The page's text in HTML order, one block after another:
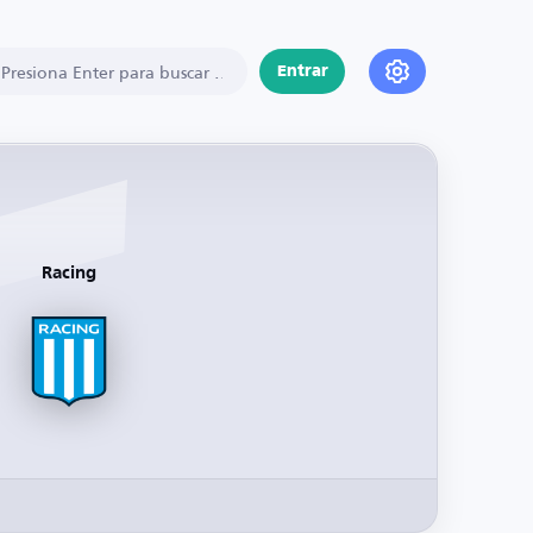
Entrar
Racing